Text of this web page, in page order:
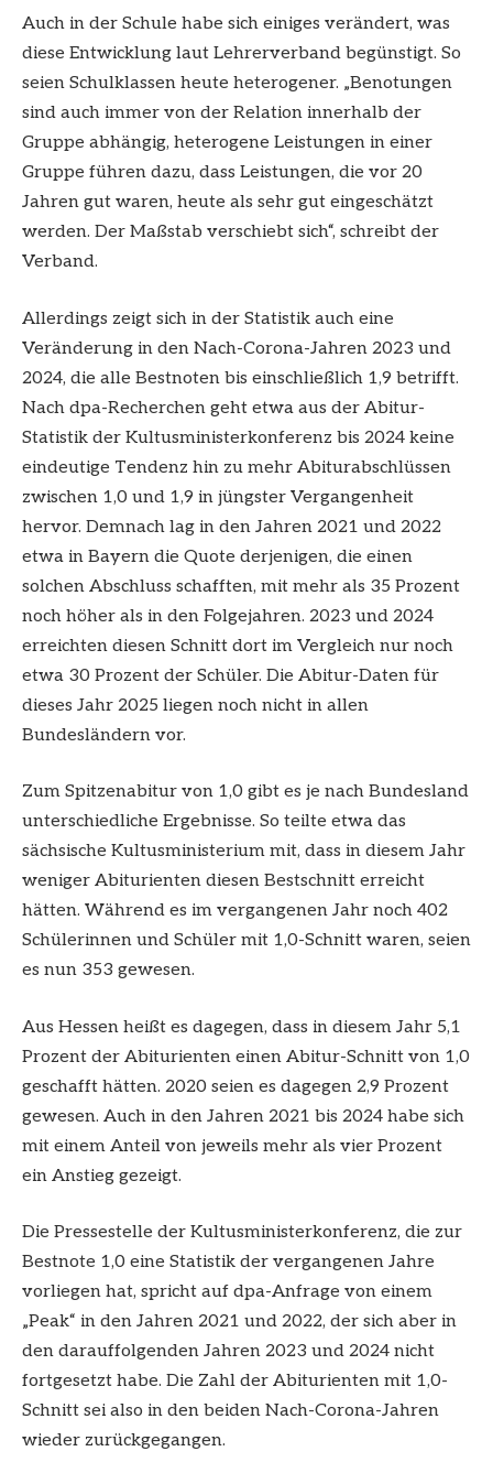
Auch in der Schule habe sich einiges verändert, was
diese Entwicklung laut Lehrerverband begünstigt. So
seien Schulklassen heute heterogener. „Benotungen
sind auch immer von der Relation innerhalb der
Gruppe abhängig, heterogene Leistungen in einer
Gruppe führen dazu, dass Leistungen, die vor 20
Jahren gut waren, heute als sehr gut eingeschätzt
werden. Der Maßstab verschiebt sich“, schreibt der
Verband.
Allerdings zeigt sich in der Statistik auch eine
Veränderung in den Nach-Corona-Jahren 2023 und
2024, die alle Bestnoten bis einschließlich 1,9 betrifft.
Nach dpa-Recherchen geht etwa aus der Abitur-
Statistik der Kultusministerkonferenz bis 2024 keine
eindeutige Tendenz hin zu mehr Abiturabschlüssen
zwischen 1,0 und 1,9 in jüngster Vergangenheit
hervor. Demnach lag in den Jahren 2021 und 2022
etwa in Bayern die Quote derjenigen, die einen
solchen Abschluss schafften, mit mehr als 35 Prozent
noch höher als in den Folgejahren. 2023 und 2024
erreichten diesen Schnitt dort im Vergleich nur noch
etwa 30 Prozent der Schüler. Die Abitur-Daten für
dieses Jahr 2025 liegen noch nicht in allen
Bundesländern vor.
Zum Spitzenabitur von 1,0 gibt es je nach Bundesland
unterschiedliche Ergebnisse. So teilte etwa das
sächsische Kultusministerium mit, dass in diesem Jahr
weniger Abiturienten diesen Bestschnitt erreicht
hätten. Während es im vergangenen Jahr noch 402
Schülerinnen und Schüler mit 1,0-Schnitt waren, seien
es nun 353 gewesen.
Aus Hessen heißt es dagegen, dass in diesem Jahr 5,1
Prozent der Abiturienten einen Abitur-Schnitt von 1,0
geschafft hätten. 2020 seien es dagegen 2,9 Prozent
gewesen. Auch in den Jahren 2021 bis 2024 habe sich
mit einem Anteil von jeweils mehr als vier Prozent
ein Anstieg gezeigt.
Die Pressestelle der Kultusministerkonferenz, die zur
Bestnote 1,0 eine Statistik der vergangenen Jahre
vorliegen hat, spricht auf dpa-Anfrage von einem
„Peak“ in den Jahren 2021 und 2022, der sich aber in
den darauffolgenden Jahren 2023 und 2024 nicht
fortgesetzt habe. Die Zahl der Abiturienten mit 1,0-
Schnitt sei also in den beiden Nach-Corona-Jahren
wieder zurückgegangen.